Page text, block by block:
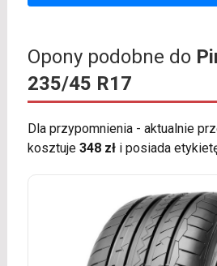
Opony podobne do
235/45 R17
Dla przypomnienia - aktualnie
kosztuje 348 złi posiada